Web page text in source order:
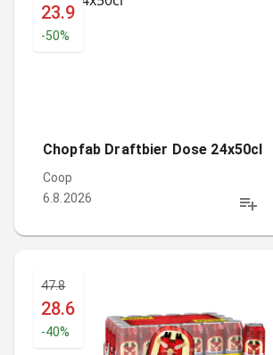
23.9
-50%
Chopfab Draftbier Dose 24x50cl
Coop
6.8.2026
47.8
28.6
-40%